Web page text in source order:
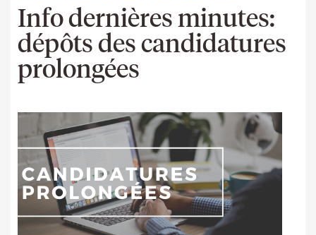
Info dernières minutes:
dépôts des candidatures
prolongées